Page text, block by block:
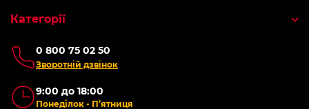
0 800 75 02 50
Зворотній дзвінок
9:00 до 18:00
Понеділок - П’ятниця
Категорії